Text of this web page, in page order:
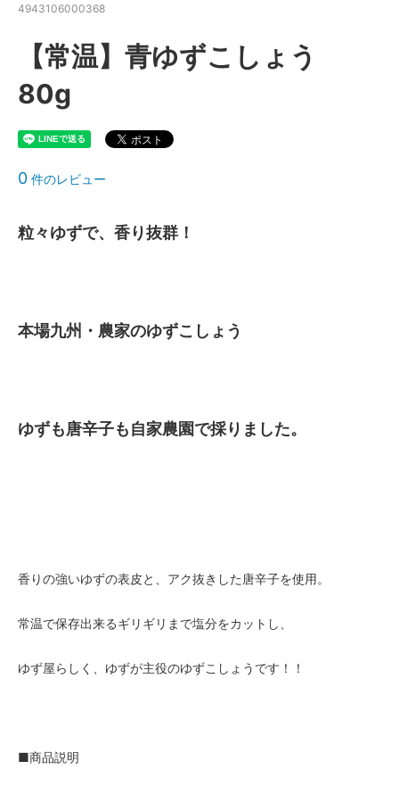
4943106000368
【常温】青ゆずこしょう
80g
0 件のレビュー
粒々ゆずで、香り抜群！
本場九州・農家のゆずこしょう
ゆずも唐辛子も自家農園で採りました。
香りの強いゆずの表皮と、アク抜きした唐辛子を使用。
常温で保存出来るギリギリまで塩分をカットし、
ゆず屋らしく、ゆずが主役のゆずこしょうです！！
■商品説明